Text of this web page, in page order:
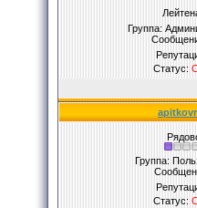
Группа:
Статус:
Группа:
Статус: